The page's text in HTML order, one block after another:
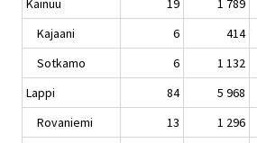
Kainuu 19 1 789
Kajaani
6 414
Sotkamo
6 1 132
Lappi
84 5 968
Rovaniemi
13 1 296